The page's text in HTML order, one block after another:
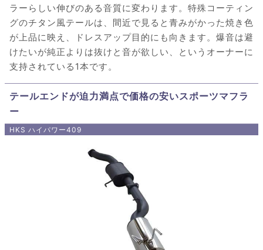
ラーらしい伸びのある音質に変わります。特殊コーティン
グのチタン風テールは、間近で見ると青みがかった焼き色
が上品に映え、ドレスアップ目的にも向きます。爆音は避
けたいが純正よりは抜けと音が欲しい、というオーナーに
支持されている1本です。
テールエンドが迫力満点で価格の安いスポーツマフラ
ー
HKS ハイパワー409